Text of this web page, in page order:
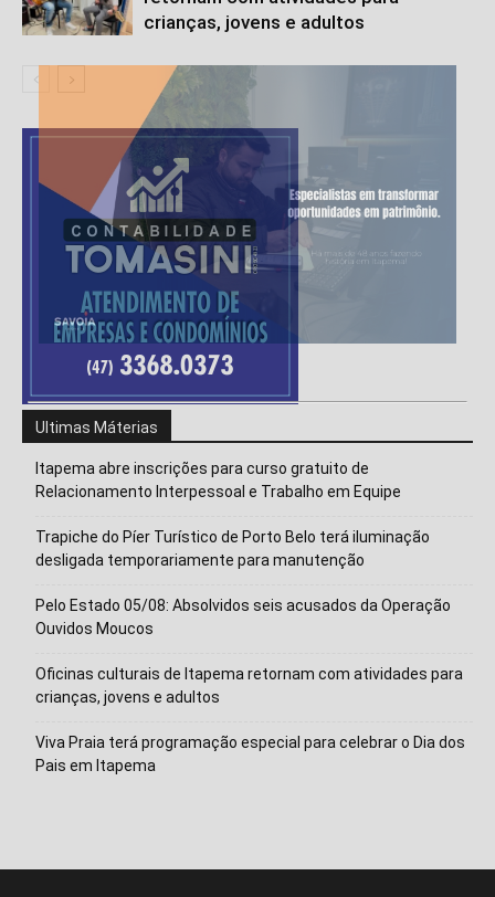
crianças, jovens e adultos
Ultimas Máterias
Itapema abre inscrições para curso gratuito de
Relacionamento Interpessoal e Trabalho em Equipe
Trapiche do Píer Turístico de Porto Belo terá iluminação
desligada temporariamente para manutenção
Pelo Estado 05/08: Absolvidos seis acusados da Operação
Ouvidos Moucos
Oficinas culturais de Itapema retornam com atividades para
crianças, jovens e adultos
Viva Praia terá programação especial para celebrar o Dia dos
Pais em Itapema